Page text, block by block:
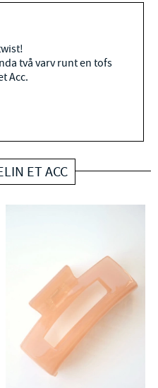
två varv runt en tofs
Acc.
ET ACC